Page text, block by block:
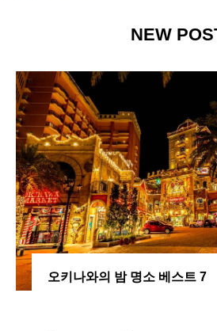
NEW
오키나와의 밤 명소 베스트 7